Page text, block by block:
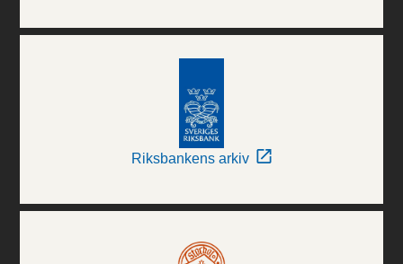
Riksbankens arkiv